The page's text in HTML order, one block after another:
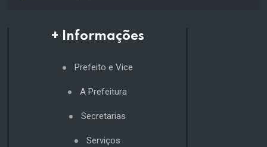
+ Informações
Prefeito e Vice
A Prefeitura
Secretarias
Serviços